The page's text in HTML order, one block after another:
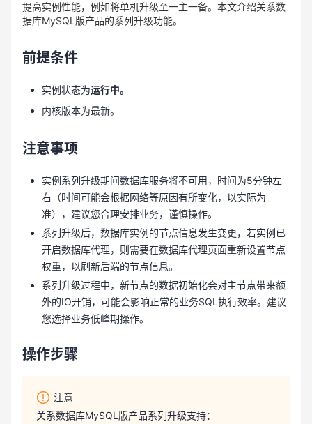
提高实例性能，例如将单机升级至一主一备。本文介绍关系数
据库MySQL版产品的系列升级功能。
前提条件
实例状态为运行中。
内核版本为最新。
注意事项
实例系列升级期间数据库服务将不可用，时间为5分钟左
右（时间可能会根据网络等原因有所变化，以实际为
准），建议您合理安排业务，谨慎操作。
系列升级后，数据库实例的节点信息发生变更，若实例已
开启数据库代理，则需要在数据库代理页面重新设置节点
权重，以刷新后端的节点信息。
系列升级过程中，新节点的数据初始化会对主节点带来额
外的IO开销，可能会影响正常的业务SQL执行效率。建议
您选择业务低峰期操作。
操作步骤
注意
关系数据库MySQL版产品系列升级支持：